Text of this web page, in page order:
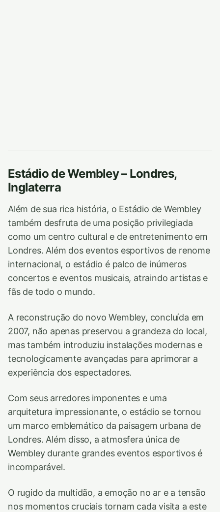
Estádio de Wembley – Londres,
Inglaterra
Além de sua rica história, o Estádio de Wembley
também desfruta de uma posição privilegiada
como um centro cultural e de entretenimento em
Londres. Além dos eventos esportivos de renome
internacional, o estádio é palco de inúmeros
concertos e eventos musicais, atraindo artistas e
fãs de todo o mundo.
A reconstrução do novo Wembley, concluída em
2007, não apenas preservou a grandeza do local,
mas também introduziu instalações modernas e
tecnologicamente avançadas para aprimorar a
experiência dos espectadores.
Com seus arredores imponentes e uma
arquitetura impressionante, o estádio se tornou
um marco emblemático da paisagem urbana de
Londres. Além disso, a atmosfera única de
Wembley durante grandes eventos esportivos é
incomparável.
O rugido da multidão, a emoção no ar e a tensão
nos momentos cruciais tornam cada visita a este